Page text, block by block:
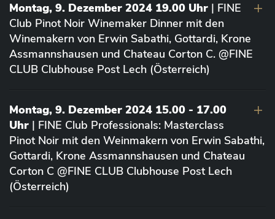
Montag, 9. Dezember 2024 19.00 Uhr | FINE
Club Pinot Noir Winemaker Dinner mit den
Winemakern von Erwin Sabathi, Gottardi, Krone
Assmannshausen und Chateau Corton C. @FINE
CLUB Clubhouse Post Lech (Österreich)
Montag, 9. Dezember 2024 15.00 - 17.00
Uhr | FINE Club Professionals: Masterclass
Pinot Noir mit den Weinmakern von Erwin Sabathi,
Gottardi, Krone Assmannshausen und Chateau
Corton C @FINE CLUB Clubhouse Post Lech
(Österreich)